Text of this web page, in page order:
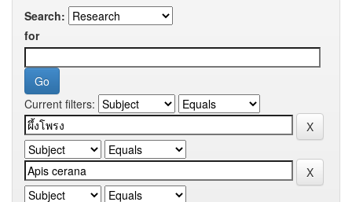
Search:
for
Current filters: